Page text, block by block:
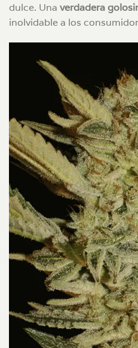
dulce. Una verdadera
inolvidable a los